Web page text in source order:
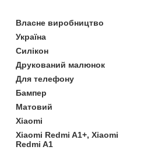
Власне виробництво
Україна
Силікон
Друкований малюнок
Для телефону
Бампер
Матовий
Xiaomi
Xiaomi Redmi A1+, Xiaomi
Redmi A1